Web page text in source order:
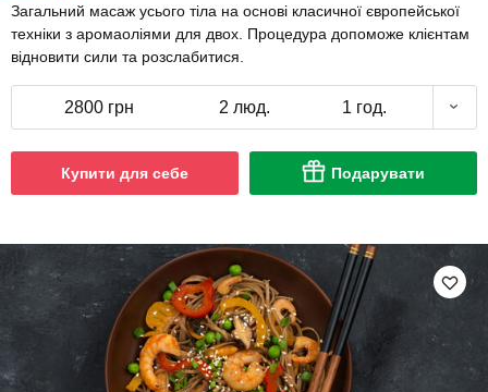
Загальний масаж усього тіла на основі класичної європейської
техніки з аромаоліями для двох. Процедура допоможе клієнтам
відновити сили та розслабитися.
2800 грн 2 люд. 1 год.
Купити для себе Подарувати